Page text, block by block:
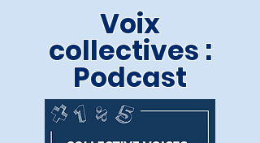
Voix
collectives :
Podcast